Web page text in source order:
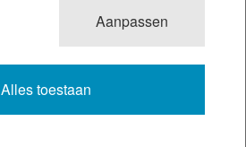
VOLLEDIGE TEKST
Aanpassen
Alles toestaan